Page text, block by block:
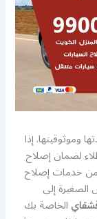
وموثوقيتها. إذا
لضمان إصلاح
من خدمات إصلاح
إلى
الخاصة بك